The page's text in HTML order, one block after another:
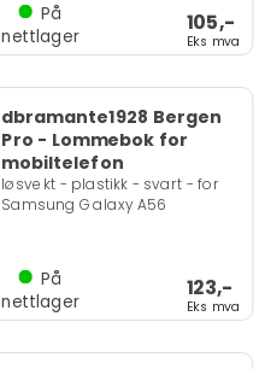
105,-
Eks mva
På
nettlager
dbramante1928 Bergen
Pro - Lommebok for
mobiltelefon
løsvekt - plastikk - svart - for
Samsung Galaxy A56
123,-
Eks mva
På
nettlager